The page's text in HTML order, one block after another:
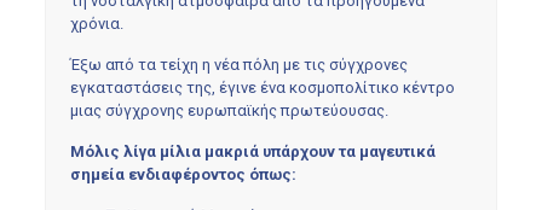
χρόνια.
Έξω από τα τείχη η νέα πόλη με τις σύγχρονες
εγκαταστάσεις της, έγινε ένα κοσμοπολίτικο κέντρο
μιας σύγχρονης ευρωπαϊκής πρωτεύουσας.
Μόλις λίγα μίλια μακριά υπάρχουν τα μαγευτικά
σημεία ενδιαφέροντος όπως: